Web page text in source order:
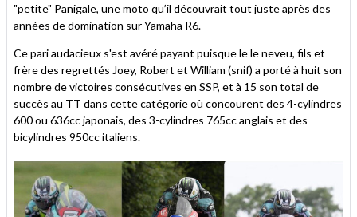
"petite" Panigale, une moto qu’il découvrait tout juste après des
années de domination sur Yamaha R6.
Ce pari audacieux s'est avéré payant puisque le le neveu, fils et
frère des regrettés Joey, Robert et William (snif) a porté à huit son
nombre de victoires consécutives en SSP, et à 15 son total de
succès au TT dans cette catégorie où concourent des 4-cylindres
600 ou 636cc japonais, des 3-cylindres 765cc anglais et des
bicylindres 950cc italiens.